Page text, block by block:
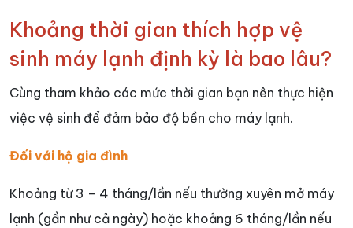
Khoảng thời gian thích hợp vệ
sinh máy lạnh định kỳ là bao lâu?
Cùng tham khảo các mức thời gian bạn nên thực hiện
việc vệ sinh để đảm bảo độ bền cho máy lạnh.
Đối với hộ gia đình
Khoảng từ 3 – 4 tháng/lần nếu thường xuyên mở máy
lạnh (gần như cả ngày) hoặc khoảng 6 tháng/lần nếu